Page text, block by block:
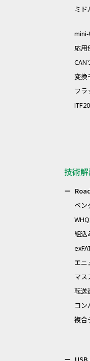
ミド
応用
CAN
変換
フラ
技術
ベン
組込
エニ
マス
転送
コン
複合